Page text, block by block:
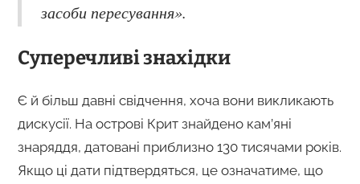
засоби пересування».
Суперечливі знахідки
Є й більш давні свідчення, хоча вони викликають
дискусії. На острові Крит знайдено кам’яні
знаряддя, датовані приблизно 130 тисячами років.
Якщо ці дати підтвердяться, це означатиме, що